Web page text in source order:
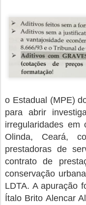
o Estadual (MPE)
para abrir
irregularidades em
Olinda, Ceará,
prestadoras de
contrato de
conservação
LDTA. A apuração
Ítalo Brito Alencar